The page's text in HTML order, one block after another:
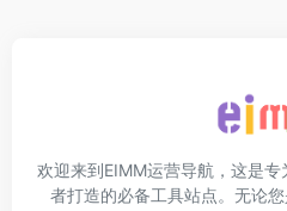
欢迎来到EIMM运营导航，这是
者打造的必备工具站点。无论